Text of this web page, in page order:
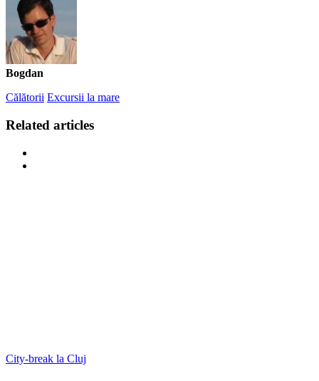
Bogdan
Călătorii Excursii la mare
Related articles
City-break la Cluj